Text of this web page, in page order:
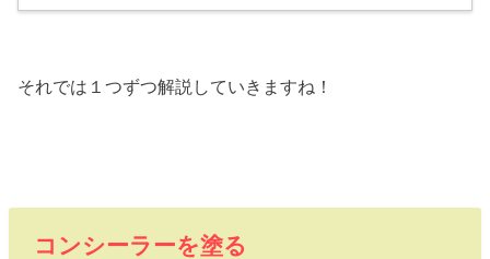
それでは１つずつ解説していきますね！
コンシーラーを塗る